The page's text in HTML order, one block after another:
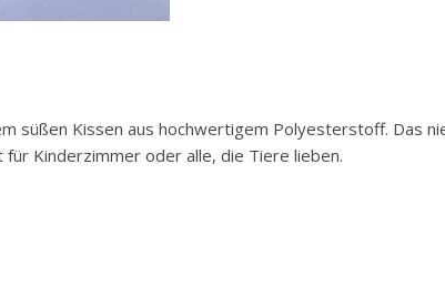
süßen Kissen aus hochwertigem Polyesterstoff. Das
Kinderzimmer oder alle, die Tiere lieben.